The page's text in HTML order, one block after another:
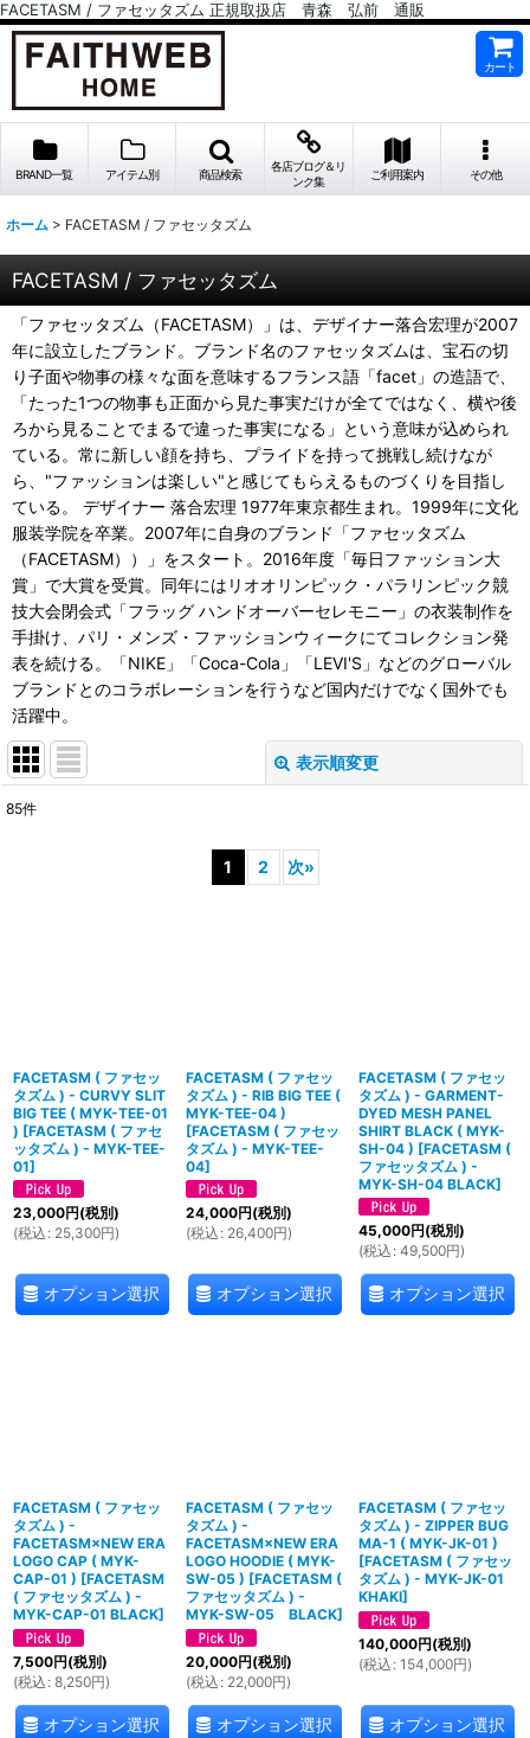
FACETASM / ファセッタズム 正規取扱店 青森 弘前 通販
カート
BRAND一覧 アイテム別 商品検索
各店ブログ＆リ
ンク集
ご利用案内 その他
ホーム > FACETASM / ファセッタズム
FACETASM / ファセッタズム
「ファセッタズム（FACETASM）」は、デザイナー落合宏理が2007
年に設立したブランド。ブランド名のファセッタズムは、宝石の切
り子面や物事の様々な面を意味するフランス語「facet」の造語で、
「たった1つの物事も正面から見た事実だけが全てではなく、横や後
ろから見ることでまるで違った事実になる」という意味が込められ
ている。常に新しい顔を持ち、プライドを持って挑戦し続けなが
ら、"ファッションは楽しい"と感じてもらえるものづくりを目指し
ている。 デザイナー 落合宏理 1977年東京都生まれ。1999年に文化
服装学院を卒業。2007年に自身のブランド「ファセッタズム
（FACETASM））」をスタート。2016年度「毎日ファッション大
賞」で大賞を受賞。同年にはリオオリンピック・パラリンピック競
技大会閉会式「フラッグ ハンドオーバーセレモニー」の衣装制作を
手掛け、パリ・メンズ・ファッションウィークにてコレクション発
表を続ける。「NIKE」「Coca-Cola」「LEVI'S」などのグローバル
ブランドとのコラボレーションを行うなど国内だけでなく国外でも
活躍中。
表示順変更
85件
1 2 次»
FACETASM ( ファセッ
タズム ) - CURVY SLIT
BIG TEE ( MYK-TEE-01
) [FACETASM ( ファセ
ッタズム ) - MYK-TEE-
01]
23,000円(税別)
(税込 : 25,300円)
オプション選択
FACETASM ( ファセッ
タズム ) - RIB BIG TEE (
MYK-TEE-04 )
[FACETASM ( ファセッ
タズム ) - MYK-TEE-
04]
24,000円(税別)
(税込 : 26,400円)
オプション選択
FACETASM ( ファセッ
タズム ) - GARMENT-
DYED MESH PANEL
SHIRT BLACK ( MYK-
SH-04 ) [FACETASM (
ファセッタズム ) -
MYK-SH-04 BLACK]
45,000円(税別)
(税込 : 49,500円)
オプション選択
FACETASM ( ファセッ
タズム ) -
FACETASM×NEW ERA
LOGO CAP ( MYK-
CAP-01 ) [FACETASM
( ファセッタズム ) -
MYK-CAP-01 BLACK]
7,500円(税別)
(税込 : 8,250円)
オプション選択
FACETASM ( ファセッ
タズム ) -
FACETASM×NEW ERA
LOGO HOODIE ( MYK-
SW-05 ) [FACETASM (
ファセッタズム ) -
MYK-SW-05 BLACK]
20,000円(税別)
(税込 : 22,000円)
オプション選択
FACETASM ( ファセッ
タズム ) - ZIPPER BUG
MA-1 ( MYK-JK-01 )
[FACETASM ( ファセッ
タズム ) - MYK-JK-01
KHAKI]
140,000円(税別)
(税込 : 154,000円)
オプション選択